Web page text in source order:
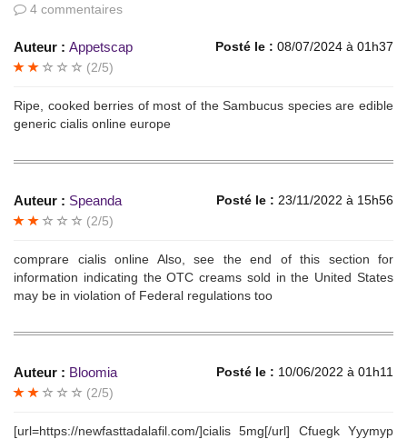
4 commentaires
Auteur : Appetscap Posté le : 08/07/2024 à 01h37
(2/5)
Ripe, cooked berries of most of the Sambucus species are edible
generic cialis online europe
Auteur : Speanda Posté le : 23/11/2022 à 15h56
(2/5)
comprare cialis online Also, see the end of this section for
information indicating the OTC creams sold in the United States
may be in violation of Federal regulations too
Auteur : Bloomia Posté le : 10/06/2022 à 01h11
(2/5)
[url=https://newfasttadalafil.com/]cialis 5mg[/url] Cfuegk Yyymyp